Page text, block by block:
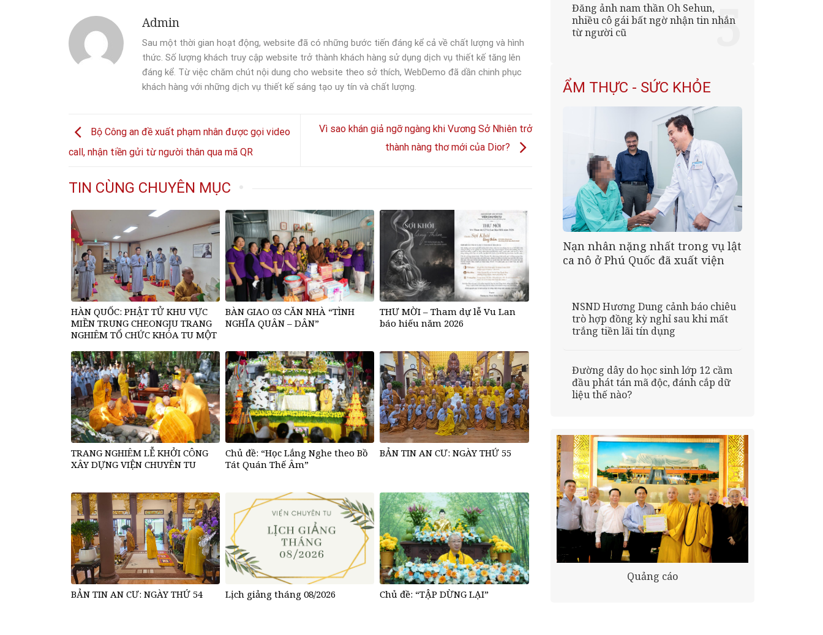
Admin
Sau một thời gian hoạt động, website đã có những bước tiến đáng kể cả về chất lượng và hình
thức. Số lượng khách truy cập website trở thành khách hàng sử dụng dịch vụ thiết kế tăng lên
đáng kể. Từ việc chăm chút nội dung cho website theo sở thích, WebDemo đã dần chinh phục
khách hàng với những dịch vụ thiết kế sáng tạo uy tín và chất lượng.
Bộ Công an đề xuất phạm nhân được gọi video
call, nhận tiền gửi từ người thân qua mã QR
Vì sao khán giả ngỡ ngàng khi Vương Sở Nhiên trở
thành nàng thơ mới của Dior?
TIN CÙNG CHUYÊN MỤC
HÀN QUỐC: PHẬT TỬ KHU VỰC
MIỀN TRUNG CHEONGJU TRANG
NGHIÊM TỔ CHỨC KHÓA TU MỘT
BÀN GIAO 03 CĂN NHÀ “TÌNH
NGHĨA QUÂN – DÂN”
THƯ MỜI – Tham dự lễ Vu Lan
báo hiếu năm 2026
TRANG NGHIÊM LỄ KHỞI CÔNG
XÂY DỰNG VIỆN CHUYÊN TU
Chủ đề: “Học Lắng Nghe theo Bồ
Tát Quán Thế Âm”
BẢN TIN AN CƯ: NGÀY THỨ 55
BẢN TIN AN CƯ: NGÀY THỨ 54 Lịch giảng tháng 08/2026 Chủ đề: “TẬP DỪNG LẠI”
Đăng ảnh nam thần Oh Sehun,
nhiều cô gái bất ngờ nhận tin nhắn
từ người cũ
ẨM THỰC - SỨC KHỎE
Nạn nhân nặng nhất trong vụ lật
ca nô ở Phú Quốc đã xuất viện
NSND Hương Dung cảnh báo chiêu
trò hợp đồng kỳ nghỉ sau khi mất
trắng tiền lãi tín dụng
Đường dây do học sinh lớp 12 cầm
đầu phát tán mã độc, đánh cắp dữ
liệu thế nào?
Quảng cáo